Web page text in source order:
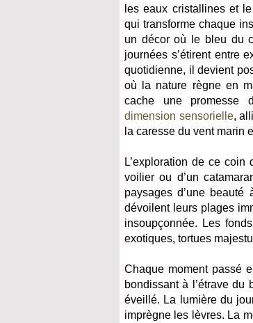
les eaux cristallines et
qui transforme chaque
un décor où le bleu du
journées s’étirent entre
quotidienne, il devient
où la nature règne en
cache une promesse
dimension sensorielle,
la caresse du vent marin
L’exploration de ce
voilier ou d’un
paysages d’une
dévoilent leurs plages
insoupçonnée. Les
exotiques, tortues
Chaque moment passé
bondissant à l’étrave
éveillé. La lumière du
imprègne les lèvres. La